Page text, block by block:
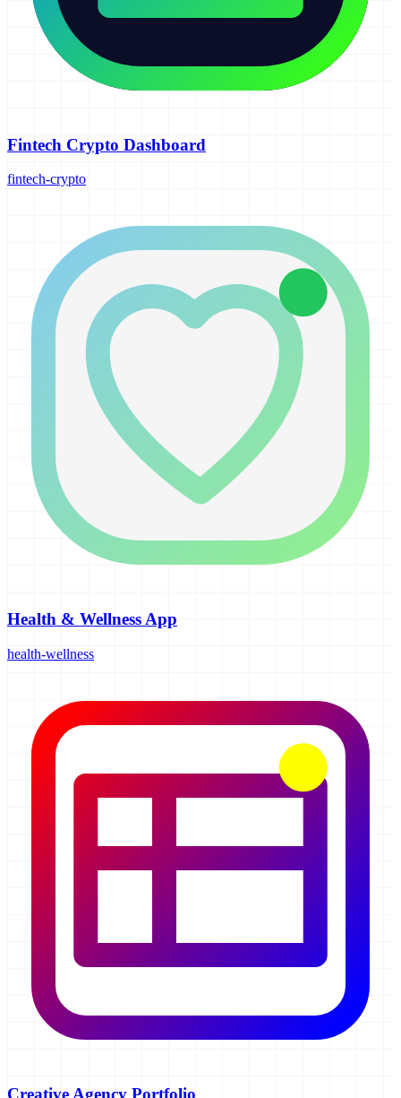
Fintech Crypto Dashboard
fintech-crypto
Health & Wellness App
health-wellness
Creative Agency Portfolio